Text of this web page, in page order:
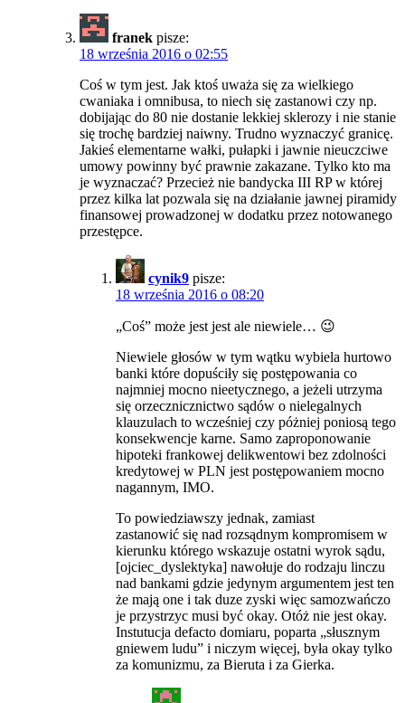
franek pisze:
18 września 2016 o 02:55
Coś w tym jest. Jak ktoś uważa się za wielkiego
cwaniaka i omnibusa, to niech się zastanowi czy np.
dobijając do 80 nie dostanie lekkiej sklerozy i nie stanie
się trochę bardziej naiwny. Trudno wyznaczyć granicę.
Jakieś elementarne wałki, pułapki i jawnie nieuczciwe
umowy powinny być prawnie zakazane. Tylko kto ma
je wyznaczać? Przecież nie bandycka III RP w której
przez kilka lat pozwala się na działanie jawnej piramidy
finansowej prowadzonej w dodatku przez notowanego
przestępce.
cynik9 pisze:
18 września 2016 o 08:20
„Coś” może jest jest ale niewiele… 😉
Niewiele głosów w tym wątku wybiela hurtowo
banki które dopuściły się postępowania co
najmniej mocno nieetycznego, a jeżeli utrzyma
się orzecznicznictwo sądów o nielegalnych
klauzulach to wcześniej czy póżniej poniosą tego
konsekwencje karne. Samo zaproponowanie
hipoteki frankowej delikwentowi bez zdolności
kredytowej w PLN jest postępowaniem mocno
nagannym, IMO.
To powiedziawszy jednak, zamiast
zastanowić się nad rozsądnym kompromisem w
kierunku którego wskazuje ostatni wyrok sądu,
[ojciec_dyslektyka] nawołuje do rodzaju linczu
nad bankami gdzie jedynym argumentem jest ten
że mają one i tak duze zyski więc samozwańczo
je przystrzyc musi być okay. Otóż nie jest okay.
Instutucja defacto domiaru, poparta „słusznym
gniewem ludu” i niczym więcej, była okay tylko
za komunizmu, za Bieruta i za Gierka.